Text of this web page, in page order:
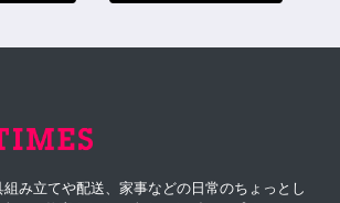
み立てや配送、家事などの日常のちょっとし